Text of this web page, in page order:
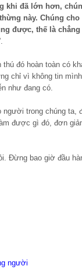
khi đã lớn hơn,
này. Chúng cho
được, thế là chẳng
đó hoàn toàn có
chỉ vì không tin
như đang có.
người trong chúng ta,
được gì đó, đơn
Đừng bao giờ đầu
người